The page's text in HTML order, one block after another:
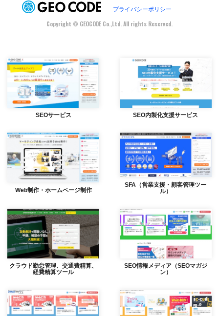
プライバシーポリシー
Copyright © GEOCODE Co.,Ltd. All rights Reserved.
SEOサービス SEO内製化支援サービス
Web制作・ホームページ制作
SFA（営業支援・顧客管理ツー
ル）
クラウド勤怠管理、交通費精算、
経費精算ツール
SEO情報メディア（SEOマガジ
ン）